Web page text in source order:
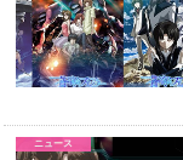
ニュース